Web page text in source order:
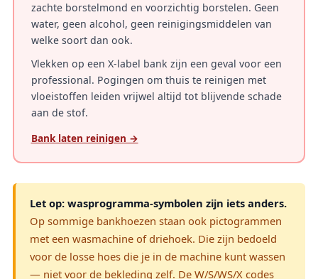
zachte borstelmond en voorzichtig borstelen. Geen
water, geen alcohol, geen reinigingsmiddelen van
welke soort dan ook.
Vlekken op een X-label bank zijn een geval voor een
professional. Pogingen om thuis te reinigen met
vloeistoffen leiden vrijwel altijd tot blijvende schade
aan de stof.
Bank laten reinigen →
Let op: wasprogramma-symbolen zijn iets anders.
Op sommige bankhoezen staan ook pictogrammen
met een wasmachine of driehoek. Die zijn bedoeld
voor de losse hoes die je in de machine kunt wassen
— niet voor de bekleding zelf. De W/S/WS/X codes